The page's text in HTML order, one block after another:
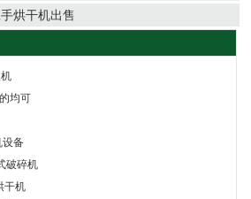
烘干机出售
均可
设备
破碎机
干机